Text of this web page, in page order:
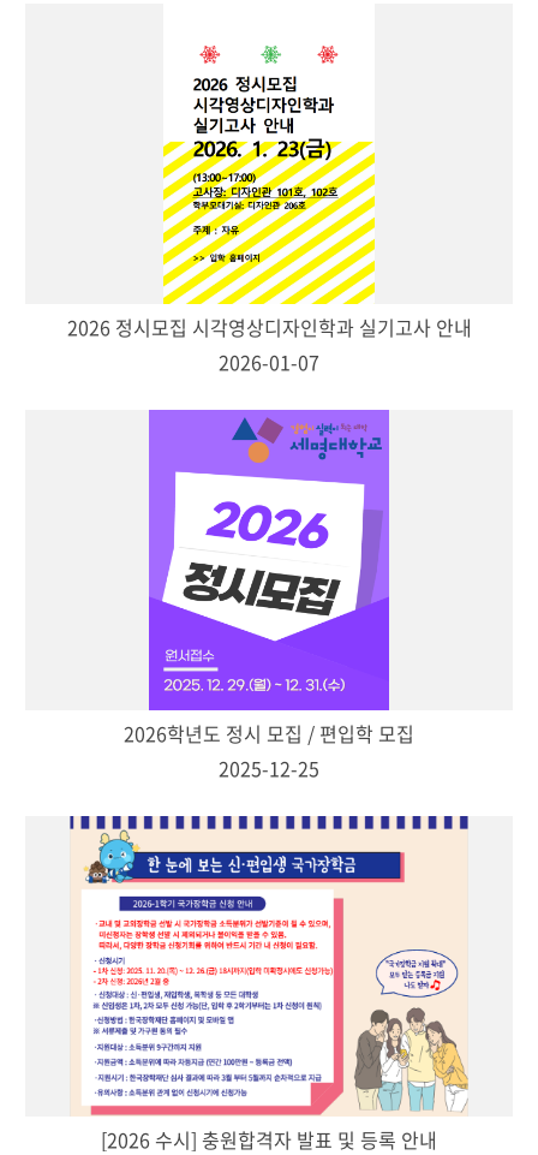
2026 정시모집 시각영상디자인학과 실기고사 안내
2026-01-07
2026학년도 정시 모집 / 편입학 모집
2025-12-25
[2026 수시] 충원합격자 발표 및 등록 안내